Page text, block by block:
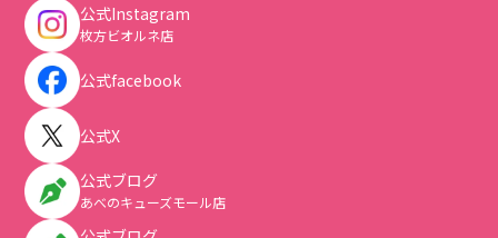
公式Instagram
枚方ビオルネ店
公式facebook
公式X
公式ブログ
あべのキューズモール店